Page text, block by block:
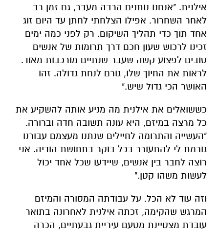
אילנית. "אנחנו נותנים הרבה מעבר, גם זמן רב
לאחר השחרור. אפילו הצלחתי לחתן עד היום זוג
אחד תוך כדי תהליך השיקום. רק לפני כמה ימים
זכינו לרכוש שעון חכם דרך תרומות של אנשים
טובים לפצוע קשה שעבר שנתיים מורכבות מאוד.
לראות את החיוך שלו, גורם לנחת גדולה. זהו
האושר הכי גדול שיש."
כששואלים את אילנית מה מניע אותה להשקיע את
כל מרצה במיזם, היא עונה תשובה חדה וברורה.
"העשייה והתרומה לחיילים שנתנו מעצמם עבורנו
גורמת לי להתעורר בכל בוקר בתחושת הודיה. אני
רוצה לחבר בין אנשים, שיידעו שכל אחד יכול
לעשות משהו קטן."
וזה עוד לא הכל. על עבודתה המסורה והמיזם
המרגש שהקימה, זכתה אילנית לאחרונה בתואר
עובדת מצטיינת מטעם עיריית גבעתיים, הכרה